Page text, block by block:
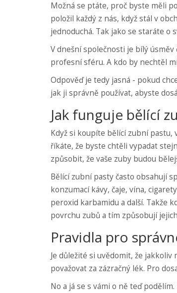
Možná se ptáte, proč byste měli
položil každý z nás, když stál v
jednoduchá. Tak jako se staráte o
V dnešní společnosti je bílý
profesní sféru. A kdo by nechtěl
Odpověď je tedy jasná - pokud
jak ji správně používat, abyste
Jak funguje bělící
Když si koupíte bělící zubní pastu,
říkáte, že byste chtěli vypadat
způsobit, že vaše zuby budou
Bělící zubní pasty často obsahují
konzumací kávy, čaje, vína,
peroxid karbamidu a další. Takže
povrchu zubů a tím způsobují
Pravidla pro
Je důležité si uvědomit, že
považovat za zázračný lék. Pro
No a já se s vámi o ně teď